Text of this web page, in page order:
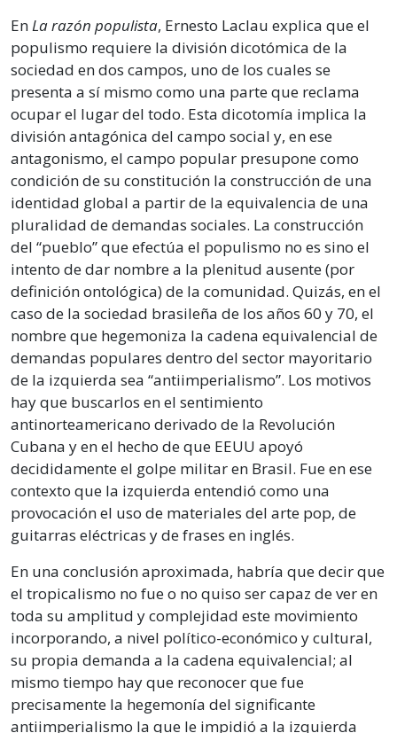
EnLa razón populista, Ernesto Laclau explica que el
populismo requiere la división dicotómica de la
sociedad en dos campos, uno de los cuales se
presenta a sí mismo como una parte que reclama
ocupar el lugar del todo. Esta dicotomía implica la
división antagónica del campo social y, en ese
antagonismo, el campo popular presupone como
condición de su constitución la construcción de una
identidad global a partir de la equivalencia de una
pluralidad de demandas sociales. La construcción
del “pueblo” que efectúa el populismo no es sino el
intento de dar nombre a la plenitud ausente (por
definición ontológica) de la comunidad. Quizás, en el
caso de la sociedad brasileña de los años 60 y 70, el
nombre que hegemoniza la cadena equivalencial de
demandas populares dentro del sector mayoritario
de la izquierda sea “antiimperialismo”. Los motivos
hay que buscarlos en el sentimiento
antinorteamericano derivado de la Revolución
Cubana y en el hecho de que EEUU apoyó
decididamente el golpe militar en Brasil. Fue en ese
contexto que la izquierda entendió como una
provocación el uso de materiales del arte pop, de
guitarras eléctricas y de frases en inglés.
En una conclusión aproximada, habría que decir que
el tropicalismo no fue o no quiso ser capaz de ver en
toda su amplitud y complejidad este movimiento
incorporando, a nivel político-económico y cultural,
su propia demanda a la cadena equivalencial; al
mismo tiempo hay que reconocer que fue
precisamente la hegemonía del significante
antiimperialismo la que le impidió a la izquierda